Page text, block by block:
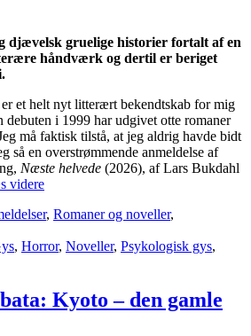
djævelsk gruelige historier fortalt af en
håndværk og dertil er beriget
et helt nyt litterært bekendtskab for mig
debuten i 1999 har udgivet otte romaner
må faktisk tilstå, at jeg aldrig havde bidt
så en overstrømmende anmeldelse af
Næste helvede (2026), af Lars Bukdahl
videre
, Romaner og noveller,
, Horror, Noveller, Psykologisk gys,
Kyoto – den gamle